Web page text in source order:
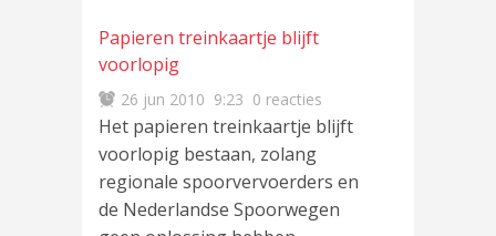
Papieren treinkaartje blijft
voorlopig
26 jun 2010 9:23 0 reacties
Het papieren treinkaartje blijft
voorlopig bestaan, zolang
regionale spoorvervoerders en
de Nederlandse Spoorwegen